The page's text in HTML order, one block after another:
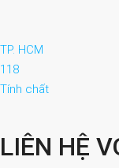
TP. HCM
118
Tính chất
LIÊN HỆ